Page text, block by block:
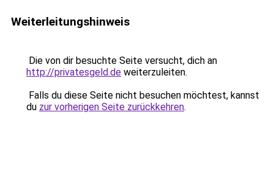
Weiterleitungshinweis
Die von dir besuchte Seite versucht, dich an
http://privatesgeld.de weiterzuleiten.
Falls du diese Seite nicht besuchen möchtest, kannst
du zur vorherigen Seite zurückkehren.